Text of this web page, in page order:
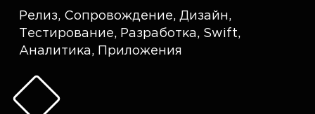
Релиз, Сопровождение, Дизайн,
Тестирование, Разработка, Swift,
Аналитика, Приложения